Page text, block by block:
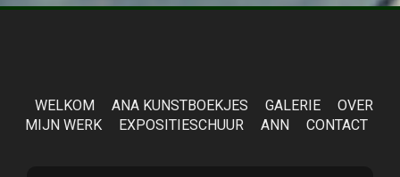
WELKOM ANA KUNSTBOEKJES GALERIE
OVER
MIJN WERK
EXPOSITIESCHUUR ANN CONTACT